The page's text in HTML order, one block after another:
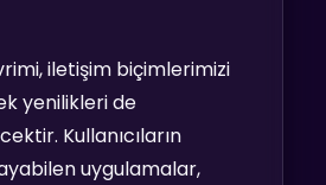
iletişim biçimlerimizi
yenilikleri de
Kullanıcıların
uygulamalar,